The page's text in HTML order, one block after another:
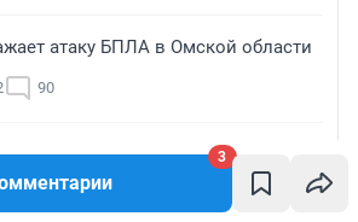
3
атаку БПЛА в Омской области
90
упали в поле в окрестностях
пожар